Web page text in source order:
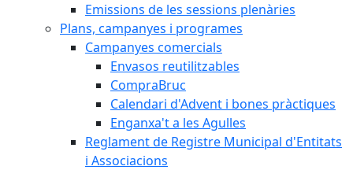
Emissions de les sessions plenàries
Plans, campanyes i programes
Campanyes comercials
Envasos reutilitzables
CompraBruc
Calendari d'Advent i bones pràctiques
Enganxa't a les Agulles
Reglament de Registre Municipal d'Entitats
i Associacions